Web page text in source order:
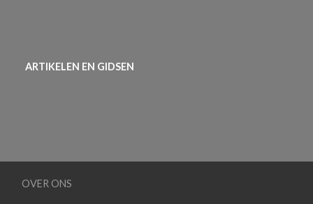
ARTIKELEN EN GIDSEN
OVER ONS